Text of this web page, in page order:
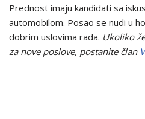
Prednost imaju kandidati sa
automobilom. Posao se nudi u
dobrim uslovima rada. Ukoliko
za nove poslove, postanite član